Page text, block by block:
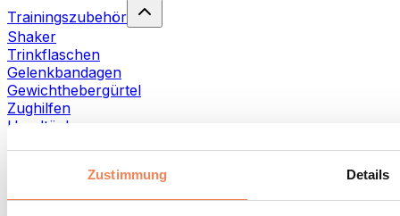
Zustimmung Details
Trainingszubehör
Shaker
Trinkflaschen
Gelenkbandagen
Gewichthebergürtel
Zughilfen
Handtücher